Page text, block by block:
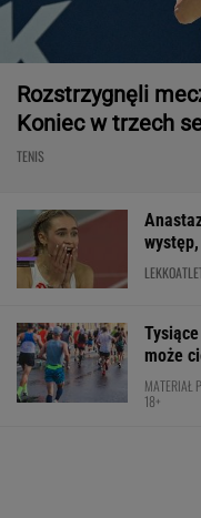
Rozstrzygnęli
Koniec w trzech
TENIS
może
MATERIAŁ
18+